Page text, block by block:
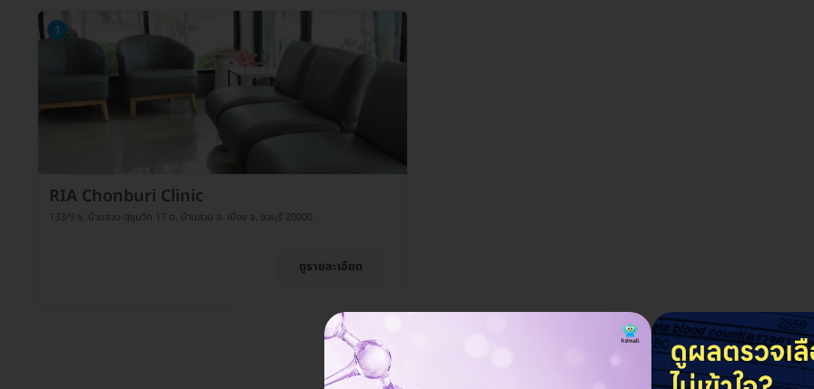
1
RIA Chonburi Clinic
133/9 ซ. บ้านสวน-สุขุมวิท 17 ต. บ้านสวน อ. เมือง จ. ชลบุรี 20000
ดูรายละเอียด